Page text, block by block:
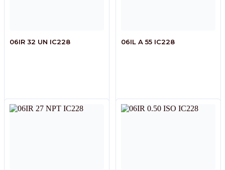
06IR 32 UN IC228 06IL A 55 IC228